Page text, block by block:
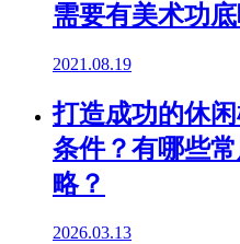
需要有美术功底
2021.08.19
打造成功的休
条件？有哪些
略？
2026.03.13